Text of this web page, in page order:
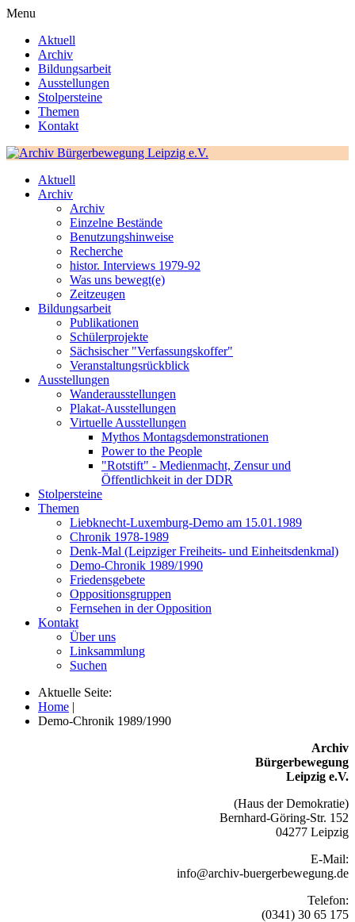
Menu
Aktuell
Archiv
Bildungsarbeit
Ausstellungen
Stolpersteine
Themen
Kontakt
Aktuell
Archiv
Archiv
Einzelne Bestände
Benutzungshinweise
Recherche
histor. Interviews 1979-92
Was uns bewegt(e)
Zeitzeugen
Bildungsarbeit
Publikationen
Schülerprojekte
Sächsischer "Verfassungskoffer"
Veranstaltungsrückblick
Ausstellungen
Wanderausstellungen
Plakat-Ausstellungen
Virtuelle Ausstellungen
Mythos Montagsdemonstrationen
Power to the People
"Rotstift" - Medienmacht, Zensur und
Öffentlichkeit in der DDR
Stolpersteine
Themen
Liebknecht-Luxemburg-Demo am 15.01.1989
Chronik 1978-1989
Denk-Mal (Leipziger Freiheits- und Einheitsdenkmal)
Demo-Chronik 1989/1990
Friedensgebete
Oppositionsgruppen
Fernsehen in der Opposition
Kontakt
Über uns
Linksammlung
Suchen
Aktuelle Seite:
Home |
Demo-Chronik 1989/1990
Archiv
Bürgerbewegung
Leipzig e.V.
(Haus der Demokratie)
Bernhard-Göring-Str. 152
04277 Leipzig
E-Mail:
info@archiv-buergerbewegung.de
Telefon:
(0341) 30 65 175